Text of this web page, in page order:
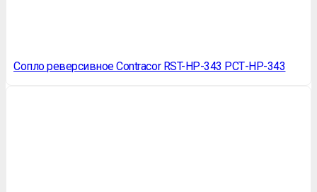
Сопло реверсивное Contracor RST-HP-343 РСТ-НР-343